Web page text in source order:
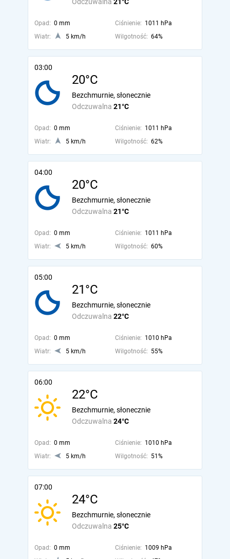
Opad: 0 mm Ciśnienie: 1011 hPa
Wiatr:
5 km/h Wilgotność: 64%
03:00
20°C
Odczuwalna 21°C
Bezchmurnie, słonecznie
Opad: 0 mm Ciśnienie: 1011 hPa
Wiatr:
5 km/h Wilgotność: 62%
04:00
20°C
Odczuwalna 21°C
Bezchmurnie, słonecznie
Opad: 0 mm Ciśnienie: 1011 hPa
Wiatr:
5 km/h Wilgotność: 60%
05:00
21°C
Odczuwalna 22°C
Bezchmurnie, słonecznie
Opad: 0 mm Ciśnienie: 1010 hPa
Wiatr:
5 km/h Wilgotność: 55%
06:00
22°C
Odczuwalna 24°C
Bezchmurnie, słonecznie
Opad: 0 mm Ciśnienie: 1010 hPa
Wiatr:
5 km/h Wilgotność: 51%
07:00
24°C
Odczuwalna 25°C
Bezchmurnie, słonecznie
Opad: 0 mm Ciśnienie: 1009 hPa